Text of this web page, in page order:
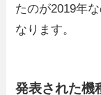
たのが2019年
なります。
発表された機